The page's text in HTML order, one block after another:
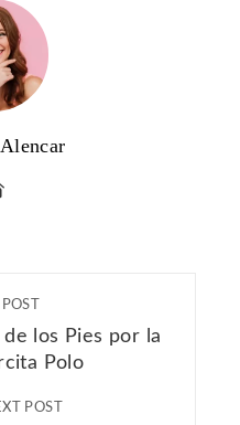
de los Pies por la
Polo
POST